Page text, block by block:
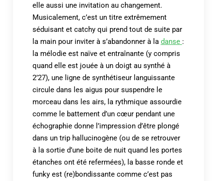
elle aussi une invitation au changement.
Musicalement, c’est un titre extrêmement
séduisant et catchy qui prend tout de suite par
la main pour inviter à s’abandonner à la danse :
la mélodie est naïve et entraînante (y compris
quand elle est jouée à un doigt au synthé à
2’27), une ligne de synthétiseur languissante
circule dans les aigus pour suspendre le
morceau dans les airs, la rythmique assourdie
comme le battement d’un cœur pendant une
échographie donne l’impression d’être plongé
dans un trip hallucinogène (ou de se retrouver
à la sortie d’une boite de nuit quand les portes
étanches ont été refermées), la basse ronde et
funky est (re)bondissante comme c’est pas